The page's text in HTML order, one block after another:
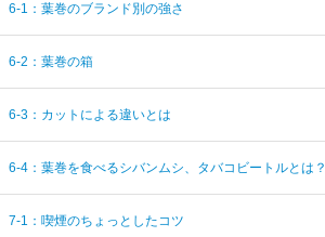
6-1：葉巻のブランド別の強さ
6-2：葉巻の箱
6-3：カットによる違いとは
6-4：葉巻を食べるシバンムシ、タバコビートルとは？
7-1：喫煙のちょっとしたコツ